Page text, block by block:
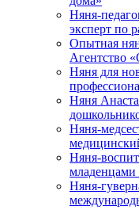
Няня-
эксперт по
Опытная
Агентство
Няня для
Няня
Няня-
Няня-
младенцами
Няня-